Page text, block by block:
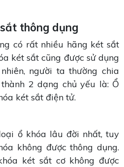
thông dụng
có rất nhiều hãng két sắt
két sắt cũng được sử dụng
người ta thường chia
2 dạng chủ yếu là: Ổ
két sắt điện tử.
ổ khóa lâu đời nhất, tuy
không được thông dụng.
két sắt cơ không được